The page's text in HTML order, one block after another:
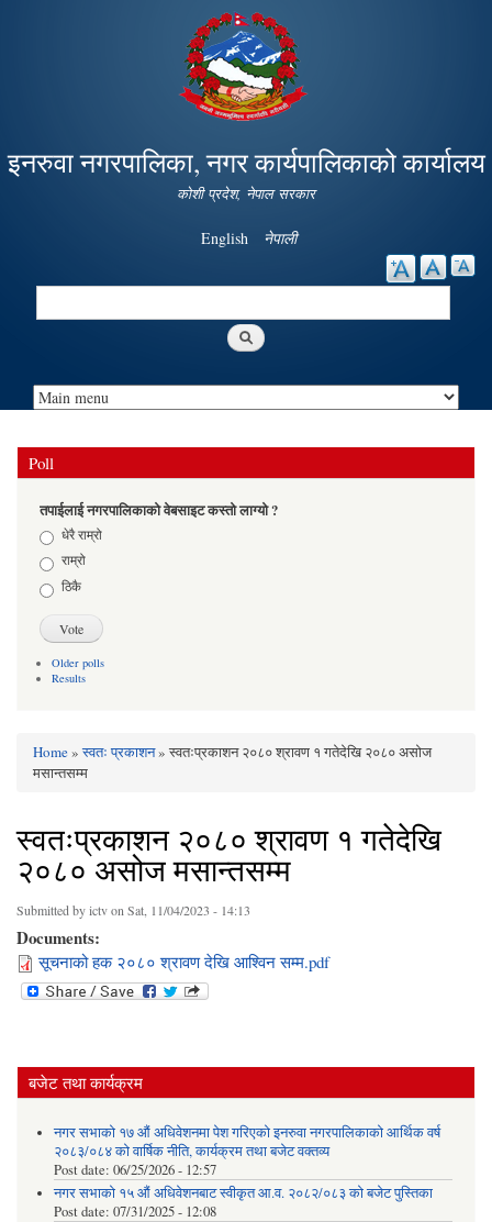
Skip to
main
content
इनरुवा नगरपालिका, नगर कार्यपालिकाको कार्यालय
कोशी प्रदेश, नेपाल सरकार
English नेपाली
Search
Poll
तपाईलाई नगरपालिकाको वेबसाइट कस्तो लाग्यो ?
Choicesधेरै राम्रो
राम्रो
ठिकै
Older polls
Results
You are here
Home»स्वतः प्रकाशन» स्वतःप्रकाशन २०८० श्रावण १ गतेदेखि २०८० असोज
मसान्तसम्म
स्वतःप्रकाशन २०८० श्रावण १ गतेदेखि
२०८० असोज मसान्तसम्म
Submitted byictvon Sat, 11/04/2023 - 14:13
Documents:
सूचनाको हक २०८० श्रावण देखि आश्विन सम्म.pdf
बजेट तथा कार्यक्रम
नगर सभाको १७ औं अधिवेशनमा पेश गरिएको इनरुवा नगरपालिकाको आर्थिक वर्ष
२०८३/०८४ को वार्षिक नीति, कार्यक्रम तथा बजेट वक्तव्य
Post date: 06/25/2026 - 12:57
नगर सभाको १५ औं अधिवेशनबाट स्वीकृत आ.व. २०८२/०८३ को बजेट पुस्तिका
Post date: 07/31/2025 - 12:08